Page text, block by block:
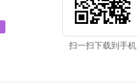
扫一扫下载到手机